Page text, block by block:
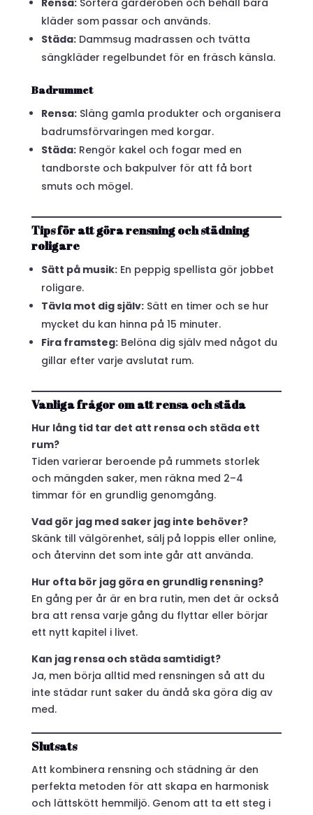
Rensa:Sortera garderoben och behåll bara
kläder som passar och används.
Städa:Dammsug madrassen och tvätta
sängkläder regelbundet för en fräsch känsla.
Badrummet
Rensa:Släng gamla produkter och organisera
badrumsförvaringen med korgar.
Städa:Rengör kakel och fogar med en
tandborste och bakpulver för att få bort
smuts och mögel.
Tips för att göra rensning och städning
roligare
Sätt på musik:En peppig spellista gör jobbet
roligare.
Tävla mot dig själv:Sätt en timer och se hur
mycket du kan hinna på 15 minuter.
Fira framsteg:Belöna dig själv med något du
gillar efter varje avslutat rum.
Vanliga frågor om att rensa och städa
Hur lång tid tar det att rensa och städa ett
rum?
Tiden varierar beroende på rummets storlek
och mängden saker, men räkna med 2–4
timmar för en grundlig genomgång.
Vad gör jag med saker jag inte behöver?
Skänk till välgörenhet, sälj på loppis eller online,
och återvinn det som inte går att använda.
Hur ofta bör jag göra en grundlig rensning?
En gång per år är en bra rutin, men det är också
bra att rensa varje gång du flyttar eller börjar
ett nytt kapitel i livet.
Kan jag rensa och städa samtidigt?
Ja, men börja alltid med rensningen så att du
inte städar runt saker du ändå ska göra dig av
med.
Slutsats
Att kombinera rensning och städning är den
perfekta metoden för att skapa en harmonisk
och lättskött hemmiljö. Genom att ta ett steg i